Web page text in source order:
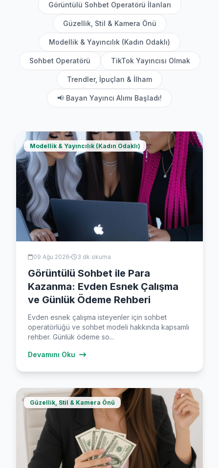
Görüntülü Sohbet Operatörü İlanları
Güzellik, Stil & Kamera Önü
Modellik & Yayıncılık (Kadın Odaklı)
Sohbet Operatörü TikTok Yayıncısı Olmak
Trendler, İpuçları & İlham
📢 Bayan Yayıncı Alımı Başladı!
Modellik & Yayıncılık (Kadın Odaklı)
09 Ağu 2026 3 dk okuma
Görüntülü Sohbet ile Para
Kazanma: Evden Esnek Çalışma
ve Günlük Ödeme Rehberi
Evden esnek çalışma isteyenler için sohbet
operatörlüğü ve sohbet modeli hakkında kapsamlı
rehber. Günlük ödeme so...
Devamını Oku
Güzellik, Stil & Kamera Önü